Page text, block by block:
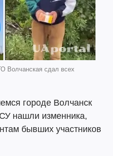
Волчанская сдал всех
городе Волчанск
нашли изменника,
бывших участников